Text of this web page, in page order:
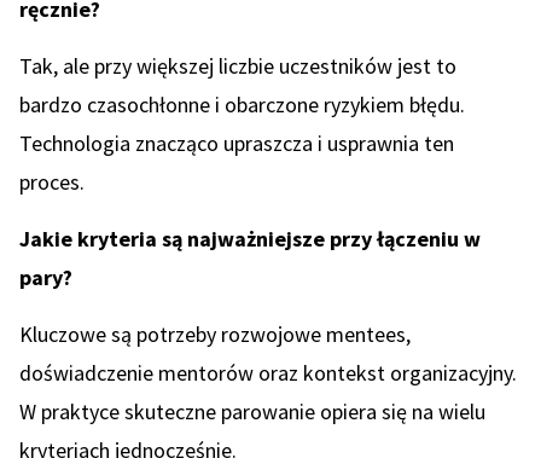
ręcznie?
Tak, ale przy większej liczbie uczestników jest to
bardzo czasochłonne i obarczone ryzykiem błędu.
Technologia znacząco upraszcza i usprawnia ten
proces.
Jakie kryteria są najważniejsze przy łączeniu w
pary?
Kluczowe są potrzeby rozwojowe mentees,
doświadczenie mentorów oraz kontekst organizacyjny.
W praktyce skuteczne parowanie opiera się na wielu
kryteriach jednocześnie.